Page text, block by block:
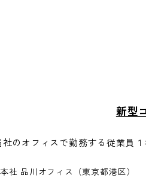
新型
のオフィスで勤務する従業員
社 品川オフィス（東京都港区）